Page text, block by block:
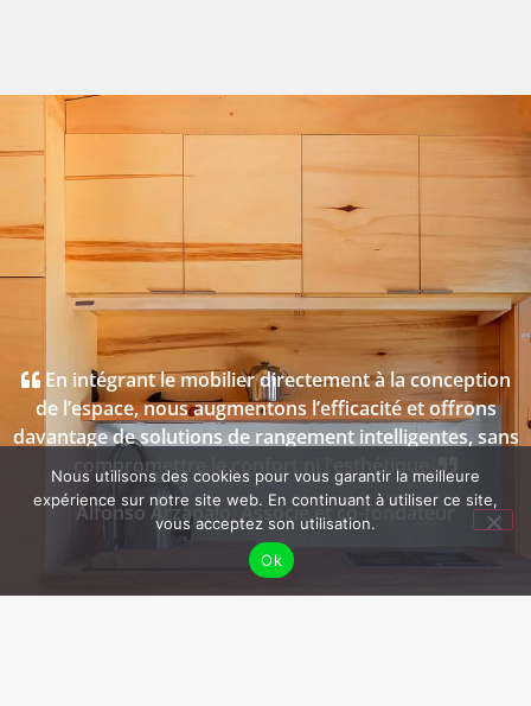
En intégrant le mobilier directement à la conception
de l’espace, nous augmentons l’efficacité et offrons
davantage de solutions de rangement intelligentes, sans
compromettre le confort ni l’esthétique.
Alfonso Arzapalo, Associé et co-fondateur
Nous utilisons des cookies pour vous garantir la meilleure
expérience sur notre site web. En continuant à utiliser ce site,
vous acceptez son utilisation.
Ok